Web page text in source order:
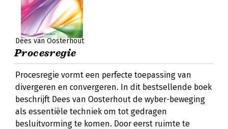
Dees van Oosterhout
Procesregie
Procesregie vormt een perfecte toepassing van
divergeren en convergeren. In dit bestsellende boek
beschrijft Dees van Oosterhout de wyber-beweging
als essentiële techniek om tot gedragen
besluitvorming te komen. Door eerst ruimte te